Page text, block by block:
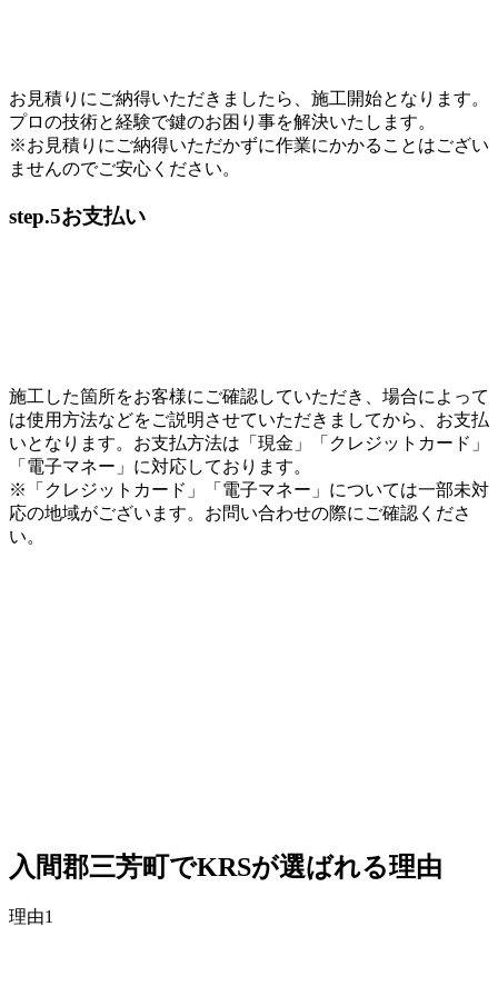
お見積りにご納得いただきましたら、施工開始となります。
プロの技術と経験で鍵のお困り事を解決いたします。
※お見積りにご納得いただかずに作業にかかることはござい
ませんのでご安心ください。
step.5お支払い
施工した箇所をお客様にご確認していただき、場合によって
は使用方法などをご説明させていただきましてから、お支払
いとなります。お支払方法は「現金」「クレジットカード」
「電子マネー」に対応しております。
※「クレジットカード」「電子マネー」については一部未対
応の地域がございます。お問い合わせの際にご確認くださ
い。
入間郡三芳町でKRSが選ばれる理由
理由1